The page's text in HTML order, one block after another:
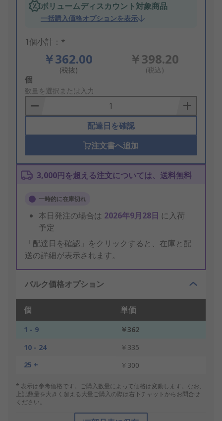
ボリュームディスカウント対象商品
一括購入価格オプションを表示
1個小計：*
￥362.00
(税抜)
￥398.20
(税込)
Add
to
Basket
個
数量を選択または入力
配達日を確認
注文書へ追加
3,000円を超える注文については、送料無料
一時的に在庫切れ
本日発注の場合は 2026年9月28日 に入荷
予定
「配達日を確認」をクリックすると、在庫と配
送の詳細が表示されます。
バルク価格オプション
個 単価
1 - 9
￥362
10 - 24
￥335
25 +
￥300
* 表示は参考価格です。ご購入数量によって価格は変動します。なお、
上記数量を大きく超える大量ご購入の際は右下チャットからお問合せ
ください。